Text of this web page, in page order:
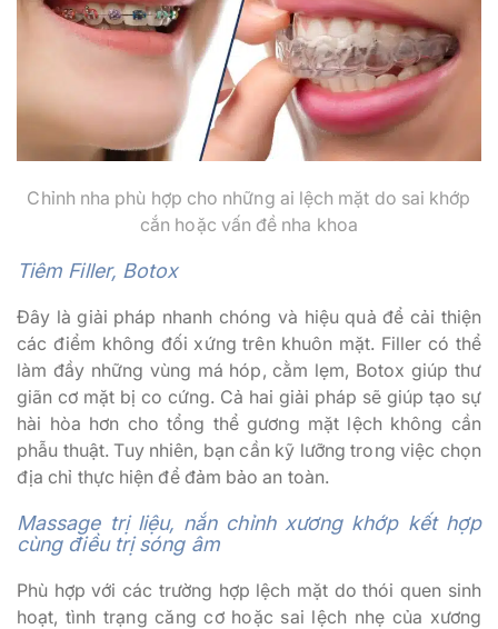
Chỉnh nha phù hợp cho những ai lệch mặt do sai khớp
cắn hoặc vấn đề nha khoa
Tiêm Filler, Botox
Đây là giải pháp nhanh chóng và hiệu quả để cải thiện
các điểm không đối xứng trên khuôn mặt. Filler có thể
làm đầy những vùng má hóp, cằm lẹm, Botox giúp thư
giãn cơ mặt bị co cứng. Cả hai giải pháp sẽ giúp tạo sự
hài hòa hơn cho tổng thể gương mặt lệch không cần
phẫu thuật. Tuy nhiên, bạn cần kỹ lưỡng trong việc chọn
địa chỉ thực hiện để đảm bảo an toàn.
Massage trị liệu, nắn chỉnh xương khớp kết hợp
cùng điều trị sóng âm
Phù hợp với các trường hợp lệch mặt do thói quen sinh
hoạt, tình trạng căng cơ hoặc sai lệch nhẹ của xương